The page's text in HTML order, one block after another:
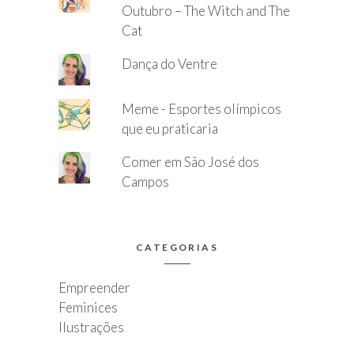
Outubro – The Witch and The
Cat
Dança do Ventre
Meme - Esportes olímpicos
que eu praticaria
Comer em São José dos
Campos
CATEGORIAS
Empreender
Feminices
Ilustrações